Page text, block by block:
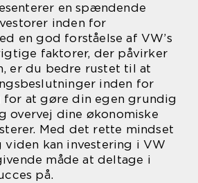
en spændende
inden for
en god forståelse af VW’s
faktorer, der påvirker
er du bedre rustet til at
inden for
for at gøre din egen grundig
overvej dine økonomiske
Med det rette mindset
kan investering i VW
måde at deltage i
på.